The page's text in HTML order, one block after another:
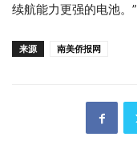
续航能力更强的电池。”
来源 南美侨报网